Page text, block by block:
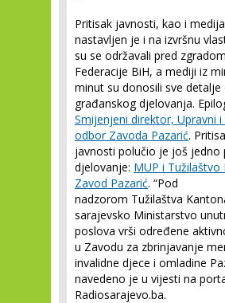
Pritisak javnosti, kao i
nastavljen je i na izvršnu
su se održavali pred
Federacije BiH, a mediji iz
minut su donosili sve detalje
građanskog djelovanja.
Smijenjeni direktor, Upravni
odbor Zavoda Pazarić.
javnosti polučio je još jedno
djelovanje: MUP i Tužilaštvo
Zavod Pazarić. “Pod
nadzorom Tužilaštva
sarajevsko Ministarstvo
poslova vrši određene
u Zavodu za zbrinjavanje
invalidne djece i omladine
navedeno je u vijesti na
Radiosarajevo.ba.